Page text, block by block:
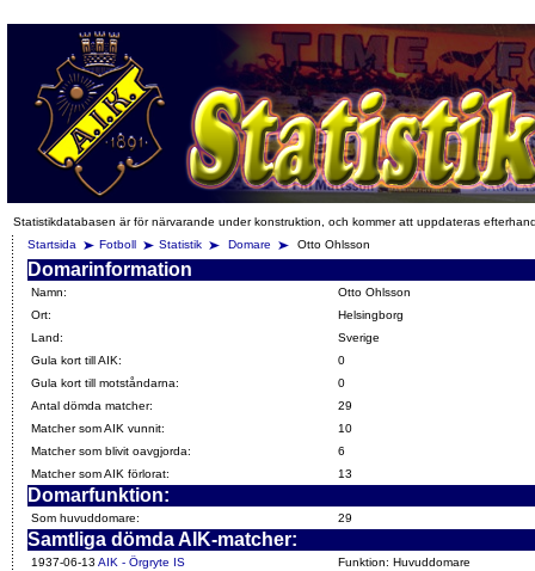
Statistikdatabasen är för närvarande under konstruktion, och kommer att uppdateras
Startsida
Fotboll Statistik Domare Otto Ohlsson
Domarinformation
Namn:
Otto Ohlsson
Ort:
Helsingborg
Land:
Sverige
Gula kort till AIK:
0
Gula kort till motståndarna:
0
Antal dömda matcher:
29
Matcher som AIK vunnit:
10
Matcher som blivit oavgjorda:
6
Matcher som AIK förlorat:
13
Domarfunktion:
Som huvuddomare: 29
Samtliga dömda AIK-matcher:
1937-06-13 AIK - Örgryte IS
Funktion: Huvuddomare